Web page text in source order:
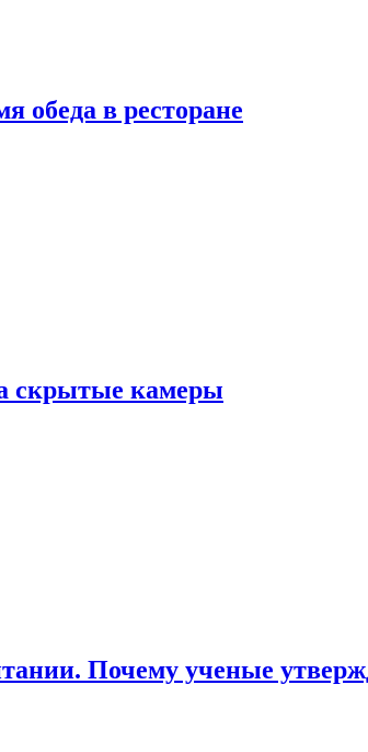
в ресторане
скрытые камеры
Почему ученые